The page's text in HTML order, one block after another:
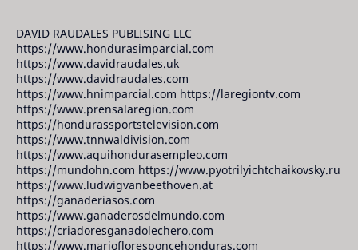
DAVID RAUDALES PUBLISING LLC
https://www.hondurasimparcial.com
https://www.davidraudales.uk
https://www.davidraudales.com
https://www.hnimparcial.com https://laregiontv.com
https://www.prensalaregion.com
https://hondurassportstelevision.com
https://www.tnnwaldivision.com
https://www.aquihondurasempleo.com
https://mundohn.com https://www.pyotrilyichtchaikovsky.ru
https://www.ludwigvanbeethoven.at
https://ganaderiasos.com
https://www.ganaderosdelmundo.com
https://criadoresganadolechero.com
https://www.mariofloresponcehonduras.com